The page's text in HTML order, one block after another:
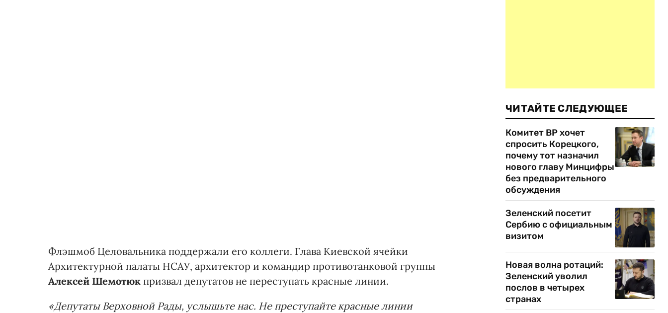
Флэшмоб Целовальника поддержали его коллеги. Глава Киевской ячейки
Архитектурной палаты НСАУ, архитектор и командир противотанковой группы
Алексей Шемотюк призвал депутатов не переступать красные линии.
«Депутаты Верховной Рады, услышьте нас. Не преступайте красные линии
ЧИТАЙТЕ СЛЕДУЮЩЕЕ
Комитет ВР хочет
спросить Корецкого,
почему тот назначил
нового главу Минцифры
без предварительного
обсуждения
Зеленский посетит
Сербию с официальным
визитом
Новая волна ротаций:
Зеленский уволил
послов в четырех
странах